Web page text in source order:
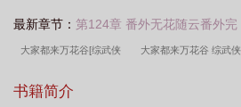
最新章节： 第124章 番外无花随云番外完
大家都来万花谷[综武侠 大家都来万花谷 综武侠
书籍简介